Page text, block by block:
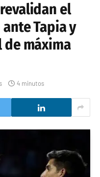
el
Tapia y
de máxima
4 minutos